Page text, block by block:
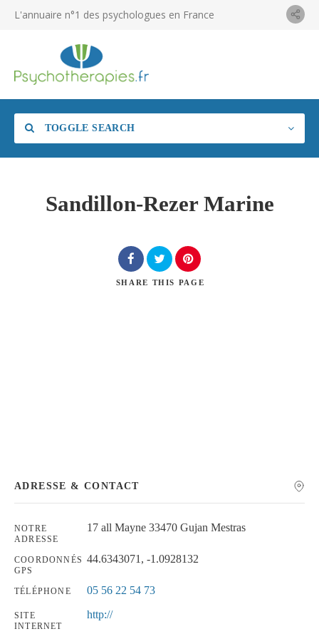
L'annuaire n°1 des psychologues en France
TOGGLE SEARCH
Sandillon-Rezer Marine
SHARE THIS PAGE
ADRESSE & CONTACT
NOTRE
ADRESSE
17 all Mayne 33470 Gujan Mestras
COORDONNÉS
GPS
44.6343071, -1.0928132
TÉLÉPHONE 05 56 22 54 73
SITE
INTERNET
http://